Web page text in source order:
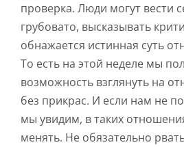
проверка. Люди могут вести
грубовато, высказывать
обнажается истинная суть
То есть на этой неделе мы
возможность взглянуть на
без прикрас. И если нам не
мы увидим, в таких
менять. Не обязательно